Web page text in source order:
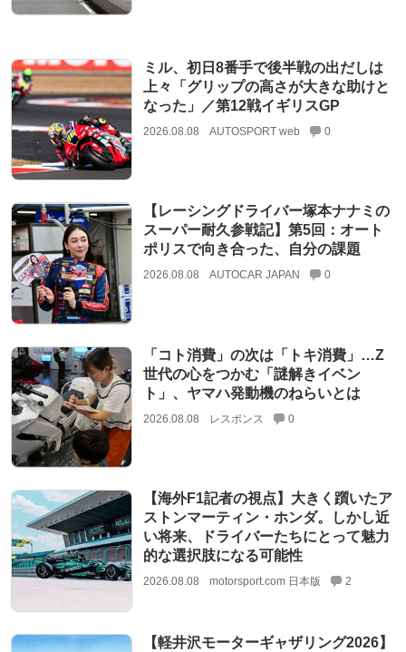
ミル、初日8番手で後半戦の出だしは
上々「グリップの高さが大きな助けと
なった」／第12戦イギリスGP
2026.08.08 AUTOSPORT web 0
【レーシングドライバー塚本ナナミの
スーパー耐久参戦記】第5回：オート
ポリスで向き合った、自分の課題
2026.08.08 AUTOCAR JAPAN 0
「コト消費」の次は「トキ消費」…Z
世代の心をつかむ「謎解きイベン
ト」、ヤマハ発動機のねらいとは
2026.08.08 レスポンス 0
【海外F1記者の視点】大きく躓いたア
ストンマーティン・ホンダ。しかし近
い将来、ドライバーたちにとって魅力
的な選択肢になる可能性
2026.08.08 motorsport.com 日本版 2
【軽井沢モーターギャザリング2026】